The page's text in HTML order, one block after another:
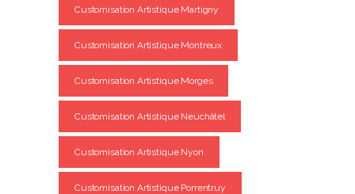
Customisation Artistique Martigny
Customisation Artistique Montreux
Customisation Artistique Morges
Customisation Artistique Neuchâtel
Customisation Artistique Nyon
Customisation Artistique Porrentruy